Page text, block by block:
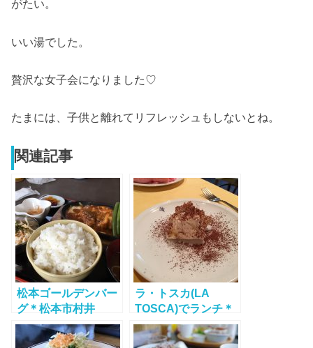
がたい。
いい湯でした。
贅沢な女子会になりました♡
たまには、子供と離れてリフレッシュもしないとね。
関連記事
松本ゴールデンバー
グ＊松本市村井
ラ・トスカ(LA
TOSCA)でランチ＊
長野市